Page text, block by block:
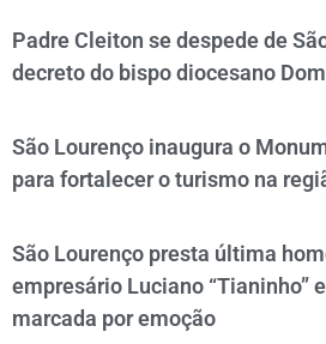
Padre Cleiton se despede de
decreto do bispo diocesano
São Lourenço inaugura o
para fortalecer o turismo na
São Lourenço presta última
empresário Luciano “Tianinho”
marcada por emoção